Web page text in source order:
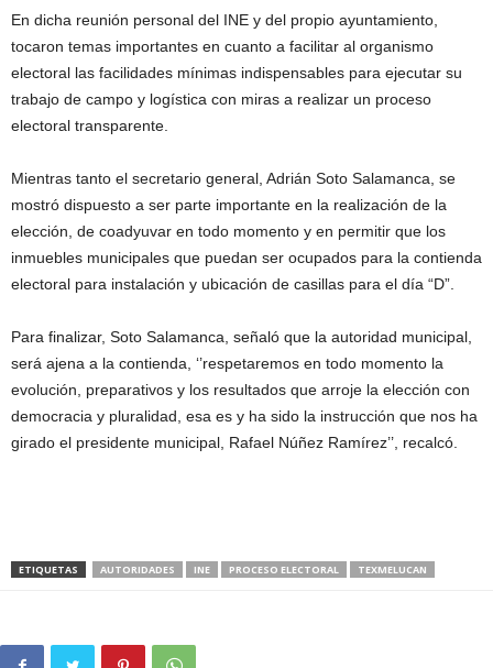
En dicha reunión personal del INE y del propio ayuntamiento,
tocaron temas importantes en cuanto a facilitar al organismo
electoral las facilidades mínimas indispensables para ejecutar su
trabajo de campo y logística con miras a realizar un proceso
electoral transparente.
Mientras tanto el secretario general, Adrián Soto Salamanca, se
mostró dispuesto a ser parte importante en la realización de la
elección, de coadyuvar en todo momento y en permitir que los
inmuebles municipales que puedan ser ocupados para la contienda
electoral para instalación y ubicación de casillas para el día “D”.
Para finalizar, Soto Salamanca, señaló que la autoridad municipal,
será ajena a la contienda, ‘’respetaremos en todo momento la
evolución, preparativos y los resultados que arroje la elección con
democracia y pluralidad, esa es y ha sido la instrucción que nos ha
girado el presidente municipal, Rafael Núñez Ramírez’’, recalcó.
ETIQUETAS AUTORIDADES INE PROCESO ELECTORAL TEXMELUCAN